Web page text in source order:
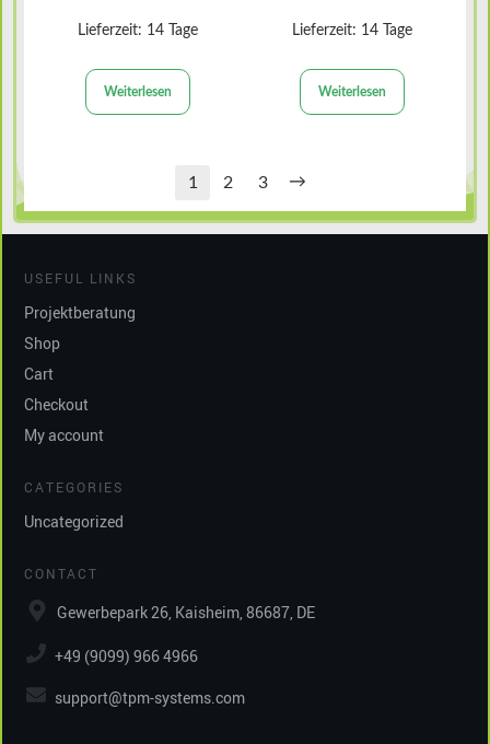
Lieferzeit: 14 Tage
Weiterlesen
Lieferzeit: 14 Tage
Weiterlesen
1 2 3 →
USEFUL LINKS
Projektberatung
Shop
Cart
Checkout
My account
CATEGORIES
Uncategorized
CONTACT
Gewerbepark 26, Kaisheim, 86687, DE
+49 (9099) 966 4966
support@tpm-systems.com